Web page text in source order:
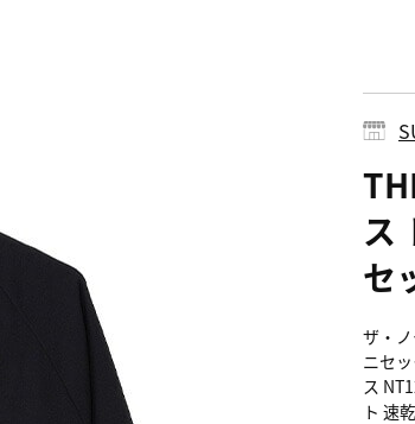
ス
セ
ザ・
ニセ
ス
ト 速